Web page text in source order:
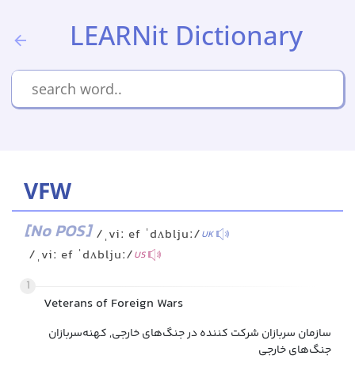
LEARNit Dictionary
VFW
[No POS] /ˌviː ef ˈdʌbljuː/UK
/ˌviː ef ˈdʌbljuː/US
1
Veterans of Foreign Wars
سازمان سربازان شرکت کننده در جنگ‌های خارجی, کهنه‌سربازان
جنگ‌های خارجی